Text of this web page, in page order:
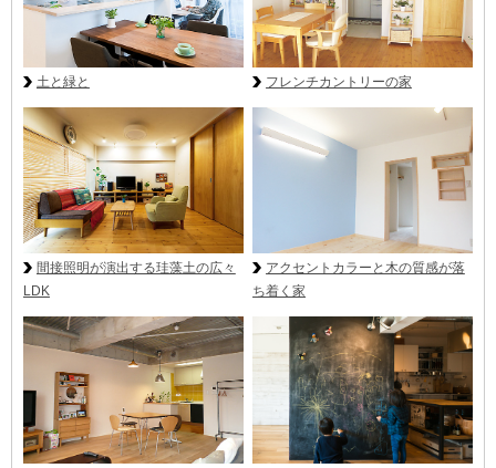
土と緑と フレンチカントリーの家
間接照明が演出する珪藻土の広々
LDK
アクセントカラーと木の質感が落
ち着く家